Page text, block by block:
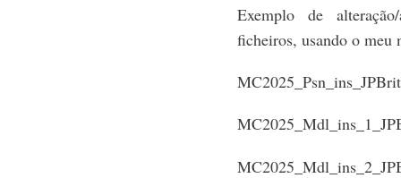
Exemplo de
ficheiros, usando o meu